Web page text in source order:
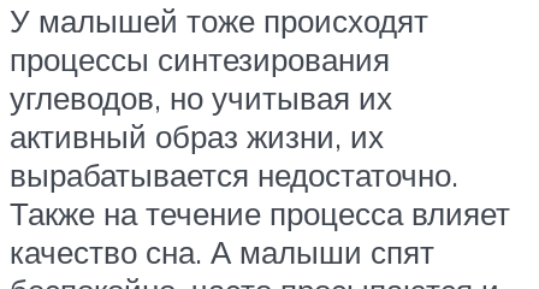
У малышей тоже происходят
процессы синтезирования
углеводов, но учитывая их
активный образ жизни, их
вырабатывается недостаточно.
Также на течение процесса влияет
качество сна. А малыши спят